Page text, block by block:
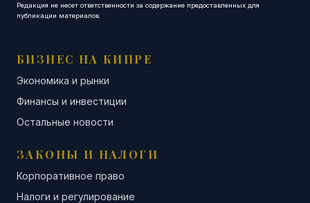
Редакция не несет ответственности за содержание предоставленных для
публикации материалов.
БИЗНЕС НА КИПРЕ
Экономика и рынки
Финансы и инвестиции
Остальные новости
ЗАКОНЫ И НАЛОГИ
Корпоративное право
Налоги и регулирование